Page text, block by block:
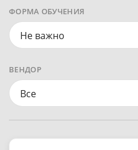
ФОРМА ОБУЧЕНИЯ
Не важно
ВЕНДОР
Все